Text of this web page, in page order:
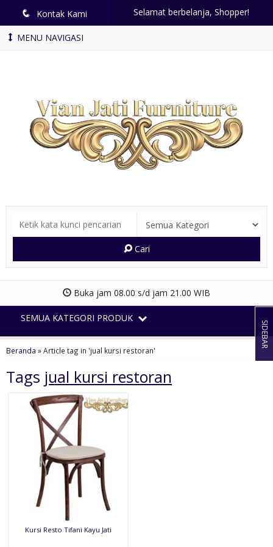
q Kontak Kami Selamat berbelanja, Shopper!
MENU NAVIGASI
Cari
Buka jam 08.00 s/d jam 21.00 WIB
SEMUA KATEGORI PRODUK
Beranda »Article tag in 'jual kursi restoran'
Tags jual kursi restoran
Kursi Resto Tifani Kayu Jati
SIDEBAR